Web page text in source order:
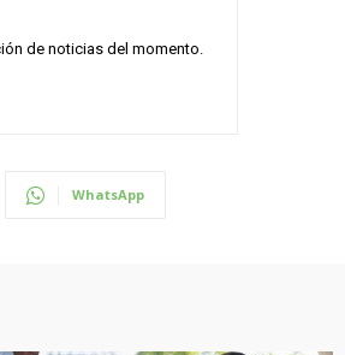
de noticias del momento.
WhatsApp